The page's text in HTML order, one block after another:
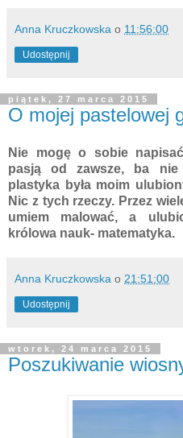
Anna Kruczkowska o 11:56:00
Udostępnij
piątek, 27 marca 2015
O mojej pastelowej
Nie mogę o sobie
pasją od zawsze, ba
plastyka była moim
Nic z tych rzeczy. Przez
umiem malować, a
królowa nauk- matematyka.
Anna Kruczkowska o 21:51:00
Udostępnij
wtorek, 24 marca 2015
Poszukiwanie